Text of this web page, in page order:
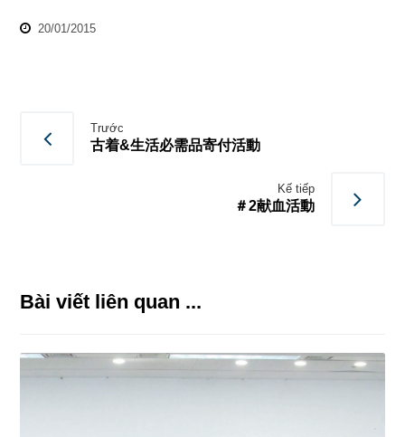
20/01/2015
Trước
古着&生活必需品寄付活動
Kế tiếp
＃2献血活動
Bài viết liên quan ...